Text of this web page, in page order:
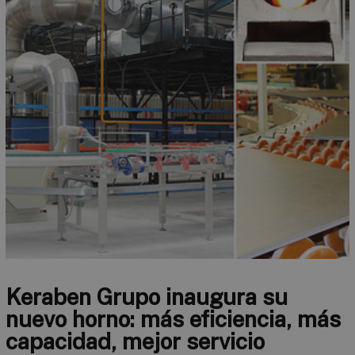
Keraben Grupo inaugura su
nuevo horno: más eficiencia, más
capacidad, mejor servicio